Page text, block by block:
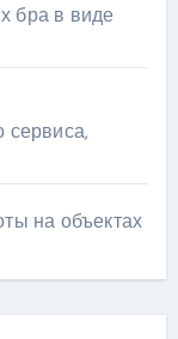
бра в виде
сервиса,
на объектах